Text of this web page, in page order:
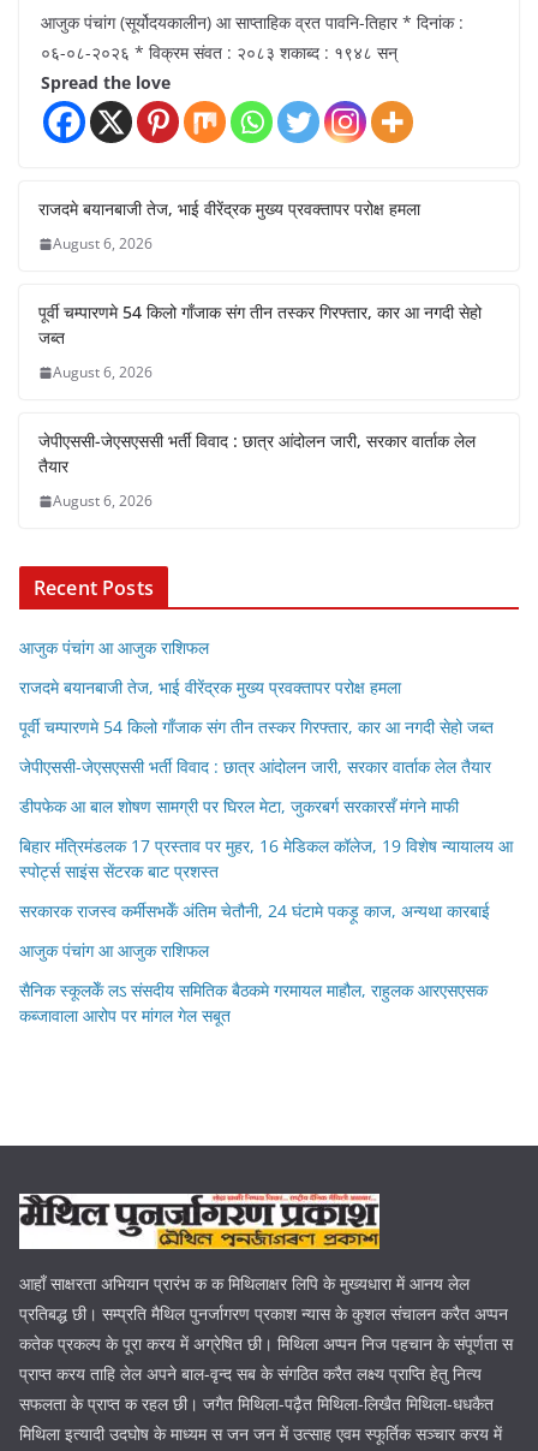
आजुक पंचांग (सूर्योदयकालीन) आ साप्ताहिक व्रत पावनि-तिहार * दिनांक :
०६-०८-२०२६ * विक्रम संवत : २०८३ शकाब्द : १९४८ सन्
Spread the love
राजदमे बयानबाजी तेज, भाई वीरेंद्रक मुख्य प्रवक्तापर परोक्ष हमला
August 6, 2026
पूर्वी चम्पारणमे 54 किलो गाँजाक संग तीन तस्कर गिरफ्तार, कार आ नगदी सेहो
जब्त
August 6, 2026
जेपीएससी-जेएसएससी भर्ती विवाद : छात्र आंदोलन जारी, सरकार वार्ताक लेल
तैयार
August 6, 2026
Recent Posts
आजुक पंचांग आ आजुक राशिफल
राजदमे बयानबाजी तेज, भाई वीरेंद्रक मुख्य प्रवक्तापर परोक्ष हमला
पूर्वी चम्पारणमे 54 किलो गाँजाक संग तीन तस्कर गिरफ्तार, कार आ नगदी सेहो जब्त
जेपीएससी-जेएसएससी भर्ती विवाद : छात्र आंदोलन जारी, सरकार वार्ताक लेल तैयार
डीपफेक आ बाल शोषण सामग्री पर घिरल मेटा, जुकरबर्ग सरकारसँ मंगने माफी
बिहार मंत्रिमंडलक 17 प्रस्ताव पर मुहर, 16 मेडिकल कॉलेज, 19 विशेष न्यायालय आ
स्पोर्ट्स साइंस सेंटरक बाट प्रशस्त
सरकारक राजस्व कर्मीसभकेँ अंतिम चेतौनी, 24 घंटामे पकड़ू काज, अन्यथा कारबाई
आजुक पंचांग आ आजुक राशिफल
सैनिक स्कूलकेँ लऽ संसदीय समितिक बैठकमे गरमायल माहौल, राहुलक आरएसएसक
कब्जावाला आरोप पर मांगल गेल सबूत
आहाँ साक्षरता अभियान प्रारंभ क क मिथिलाक्षर लिपि के मुख्यधारा में आनय लेल
प्रतिबद्ध छी। सम्प्रति मैथिल पुनर्जागरण प्रकाश न्यास के कुशल संचालन करैत अप्पन
कतेक प्रकल्प के पूरा करय में अग्रेषित छी। मिथिला अप्पन निज पहचान के संपूर्णता स
प्राप्त करय ताहि लेल अपने बाल-वृन्द सब के संगठित करैत लक्ष्य प्राप्ति हेतु नित्य
सफलता के प्राप्त क रहल छी। जगैत मिथिला-पढ़ैत मिथिला-लिखैत मिथिला-धधकैत
मिथिला इत्यादी उदघोष के माध्यम स जन जन में उत्साह एवम स्फूर्तिक सञ्चार करय में